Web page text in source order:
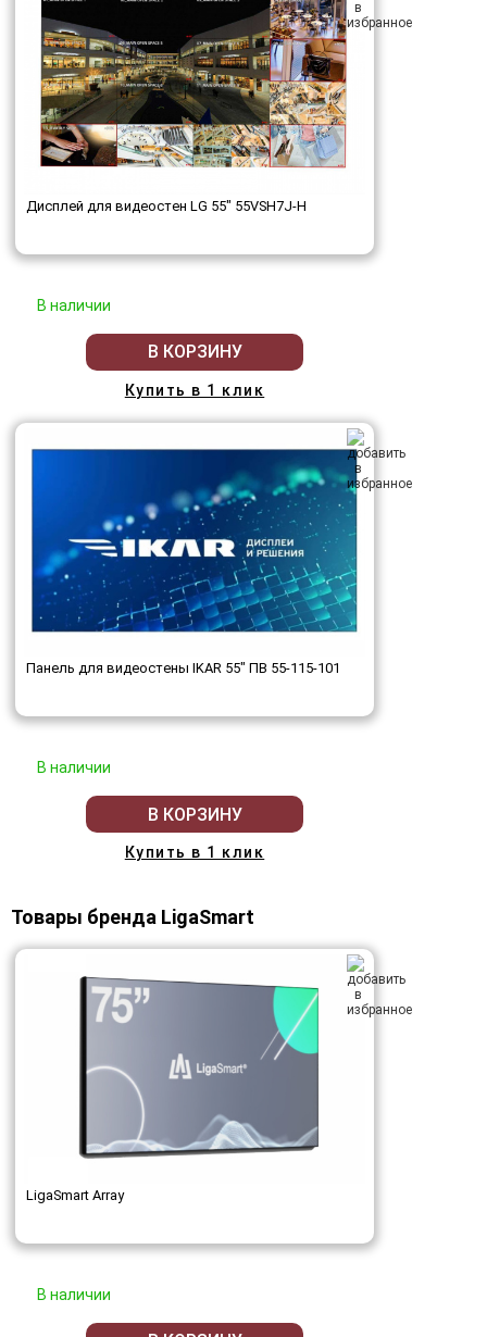
Дисплей для видеостен LG 55" 55VSH7J-H
В наличии
В КОРЗИНУ
Купить в 1 клик
Панель для видеостены IKAR 55" ПВ 55-115-101
В наличии
В КОРЗИНУ
Купить в 1 клик
Товары бренда LigaSmart
LigaSmart Array
В наличии